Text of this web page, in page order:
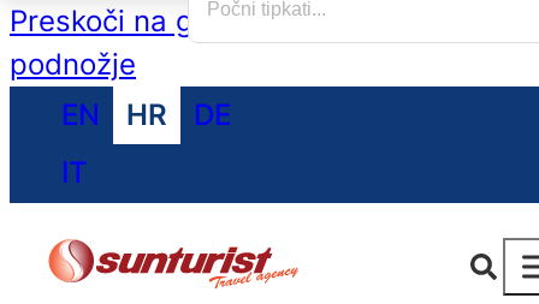
Preskoči na glavni sadržaj
podnožje
EN
HR
DE
IT